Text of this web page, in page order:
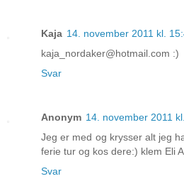
Kaja 14. november 2011 kl.
kaja_nordaker@hotmail.com :)
Svar
Anonym 14. november 2011
Jeg er med og krysser alt jeg
ferie tur og kos dere:) klem Eli
Svar